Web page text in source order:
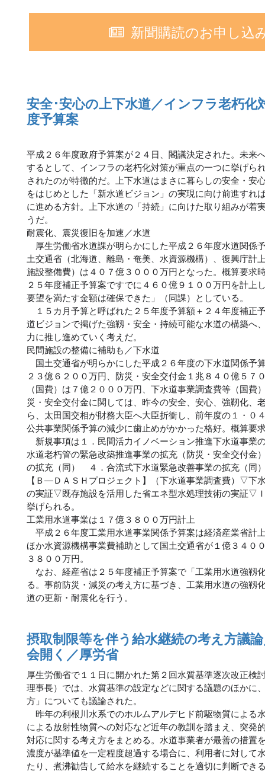
新聞購読のお申し込
安全･安心の上下水道／インフラ老朽化
度予算案
平成２６年度政府予算案が２４日、閣議決定された。未来
するとして、インフラの老朽化対策が重点の一つに挙げら
されたのが特徴的だ。上下水道はまさに暮らしの安全・安
をはじめとした「新水道ビジョン」の実現に向け前進すれ
に進める方針。上下水道の「持続」に向けた取り組みが着
うだ。
耐震化、震災復旧を加速／水道
厚生労働省水道課が明らかにした平成２６年度水道関係
土交通省（北海道、離島・奄美、水資源機構）、復興庁計
施設整備費）は４０７億３０００万円となった。概算要求
２５年度補正予算案ですでに４６０億９１００万円を計上
要望を満たす金額は確保できた」（同課）としている。
１５カ月予算と呼ばれた２５年度予算額＋２４年度補正
道ビジョンで掲げた強靱・安全・持続可能な水道の構築へ
力に推し進めていく考えだ。
民間施設の整備に補助も／下水道
国土交通省が明らかにした平成２６年度の下水道関係予
２３億６２００万円、防災・安全交付金１兆８４０億５７
（国費）は７億２０００万円、下水道事業調査費等（国費
災・安全交付金に関しては、昨今の安全、安心、強靭化、
ら、太田国交相が財務大臣へ大臣折衝し、前年度の１・０
公共事業関係予算の減少に歯止めがかかった格好。概算要
新規事項は１．民間活力イノベーション推進下水道事
水道老朽管の緊急改築推進事業の拡充（防災・安全交付
の拡充（同） ４．合流式下水道緊急改善事業の拡充（同
【Ｂ―ＤＡＳＨプロジェクト】（下水道事業調査費）▽下
の実証▽既存施設を活用した省エネ型水処理技術の実証▽
挙げられる。
工業用水道事業は１７億３８００万円計上
平成２６年度工業用水道事業関係予算案は経済産業省計
ほか水資源機構事業費補助として国土交通省が１億３４０
３８００万円。
なお、経産省は２５年度補正予算案で「工業用水道強靱
る。事前防災・減災の考え方に基づき、工業用水道の強靱
道の更新・耐震化を行う。
摂取制限等を伴う給水継続の考え方議
会開く／厚労省
厚生労働省で１１日に開かれた第２回水質基準逐次改正検
理事長）では、水質基準の設定などに関する議題のほかに
方」についても議論された。
昨年の利根川水系でのホルムアルデヒド前駆物質による
による放射性物質への対応など近年の教訓を踏まえ、突発
対応に関する考え方をまとめる。水道事業者が最善の措置
濃度が基準値を一定程度超過する場合に、利用者に対して
たり、煮沸勧告して給水を継続することを適切に判断でき